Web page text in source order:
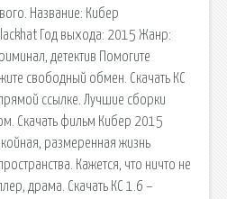
Название: Кибер
Год выхода: 2015 Жанр:
детектив Помогите
свободный обмен. Скачать КС
ссылке. Лучшие сборки
Скачать фильм Кибер 2015
размеренная жизнь
Кажется, что ничто не
драма. Скачать КС 1.6 –